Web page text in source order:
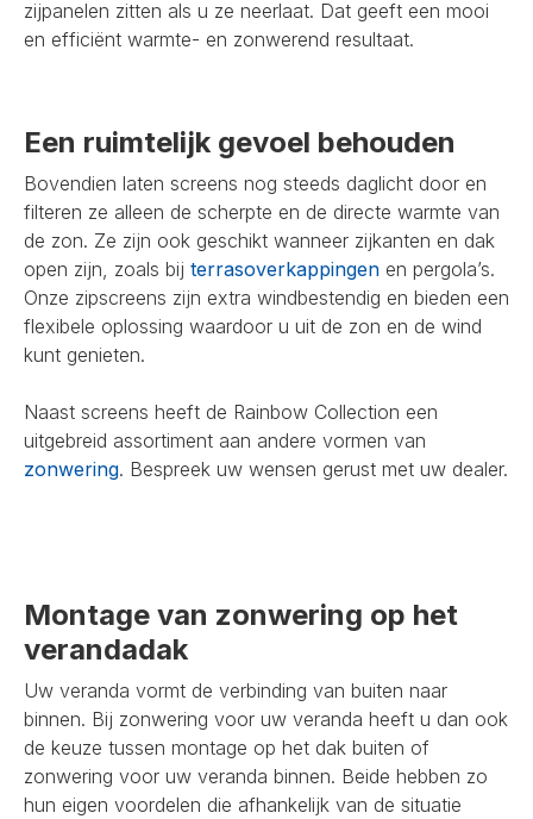
zijpanelen zitten als u ze neerlaat. Dat geeft een mooi
en efficiënt warmte- en zonwerend resultaat.
Een ruimtelijk gevoel behouden
Bovendien laten screens nog steeds daglicht door en
filteren ze alleen de scherpte en de directe warmte van
de zon. Ze zijn ook geschikt wanneer zijkanten en dak
open zijn, zoals bij terrasoverkappingen en pergola’s.
Onze zipscreens zijn extra windbestendig en bieden een
flexibele oplossing waardoor u uit de zon en de wind
kunt genieten.
Naast screens heeft de Rainbow Collection een
uitgebreid assortiment aan andere vormen van
zonwering. Bespreek uw wensen gerust met uw dealer.
Montage van zonwering op het
verandadak
Uw veranda vormt de verbinding van buiten naar
binnen. Bij zonwering voor uw veranda heeft u dan ook
de keuze tussen montage op het dak buiten of
zonwering voor uw veranda binnen. Beide hebben zo
hun eigen voordelen die afhankelijk van de situatie